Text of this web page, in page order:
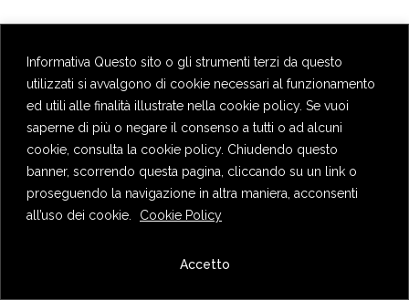
Informativa Questo sito o gli strumenti terzi da questo
utilizzati si avvalgono di cookie necessari al funzionamento
ed utili alle finalità illustrate nella cookie policy. Se vuoi
saperne di più o negare il consenso a tutti o ad alcuni
cookie, consulta la cookie policy. Chiudendo questo
banner, scorrendo questa pagina, cliccando su un link o
proseguendo la navigazione in altra maniera, acconsenti
all’uso dei cookie.
Cookie Policy
Accetto
Privacy Policy